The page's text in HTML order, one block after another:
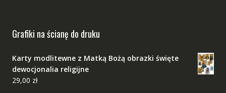
Grafiki na ścianę do druku
Karty modlitewne z Matką Bożą obrazki święte
dewocjonalia religijne
29,00 zł